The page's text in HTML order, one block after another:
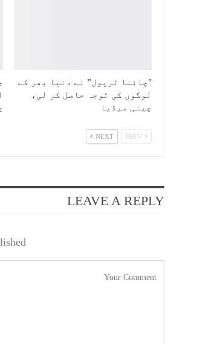
"چائنا ٹریول” نے دنیا بھر کے
لوگوں کی توجہ حاصل کر لی،
چینی میڈیا
NEXT
LEAVE A REPLY